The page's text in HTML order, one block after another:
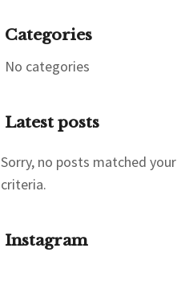
Categories
No categories
Latest posts
Sorry, no posts matched your
criteria.
Instagram